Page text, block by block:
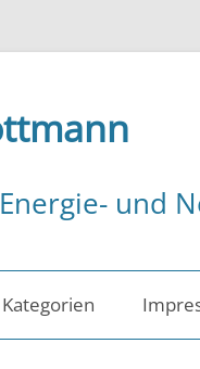
und
Kategorien